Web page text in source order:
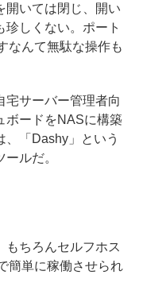
開いては閉じ、開い
しくない。ポート
なんて無駄な操作も
サーバー管理者向
ボードをNASに構築
「Dashy」という
ルだ。
ちろんセルフホス
簡単に稼働させられ